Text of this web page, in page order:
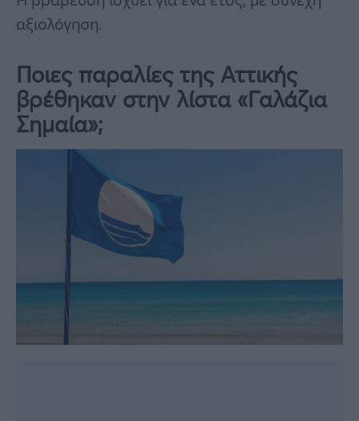
αξιολόγηση.
Ποιες παραλίες της Αττικής
βρέθηκαν στην λίστα «Γαλάζια
Σημαία»;